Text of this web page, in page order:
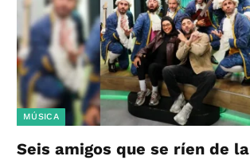
MÚSICA
Seis amigos que se ríen de la